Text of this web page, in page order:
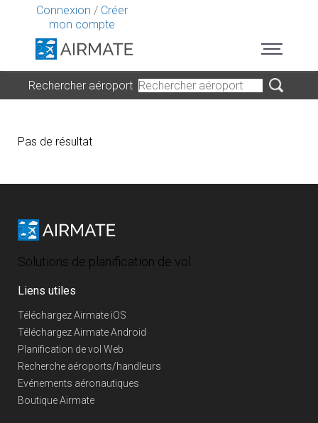
Connexion / Créer
mon compte
Rechercher aéroport
Pas de résultat
Solutions de planification de vol
Liens utiles
Téléchargez Airmate iOS
Téléchargez Airmate Android
Planification de vol Web
Recherche aéroports/handleurs
Evénements aéronautiques
Boutique Airmate